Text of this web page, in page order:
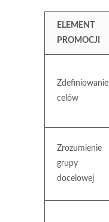
ELEMENT
PROMOCJI
Zdefiniowanie
celów
Zrozumienie
grupy
docelowej